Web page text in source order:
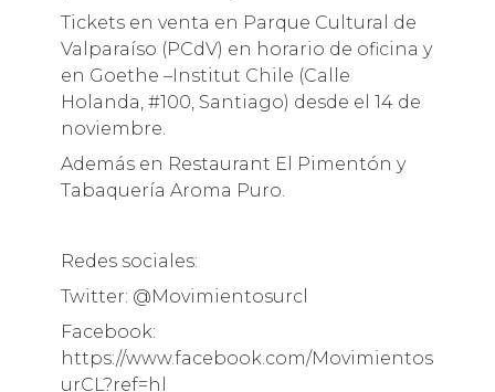
Tickets en venta en Parque Cultural de
Valparaíso (PCdV) en horario de oficina y
en Goethe –Institut Chile (Calle
Holanda, #100, Santiago) desde el 14 de
noviembre.
Además en Restaurant El Pimentón y
Tabaquería Aroma Puro.
Redes sociales:
Twitter: @Movimientosurcl
Facebook:
https://www.facebook.com/Movimientos
urCL?ref=hl